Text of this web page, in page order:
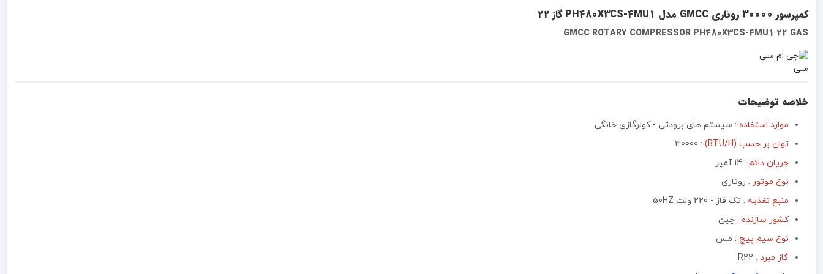
کمپرسور 30000 روتاری GMCC مدل PH480X3CS-4MU1 گاز 22
GMCC ROTARY COMPRESSOR PH480X3CS-4MU1 22 GAS
خلاصه توضیحات
موارد استفاده : سیستم های برودتی - کولرگازی خانگی
توان بر حسب (BTU/H) :
30000
جریان دائم : 14 آمپر
نوع موتور :‌ روتاری
منبع تغذیه :‌ تک فاز - 220 ولت 50HZ
کشور سازنده : چین
نوع سیم پیچ : مس
گاز مبرد : R22